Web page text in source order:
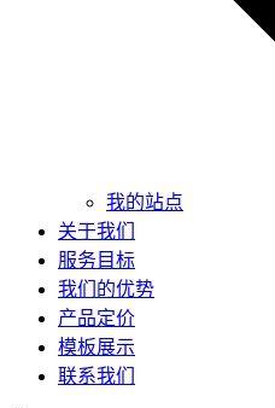
我的站点
关于我们
服务目标
我们的优势
产品定价
模板展示
联系我们